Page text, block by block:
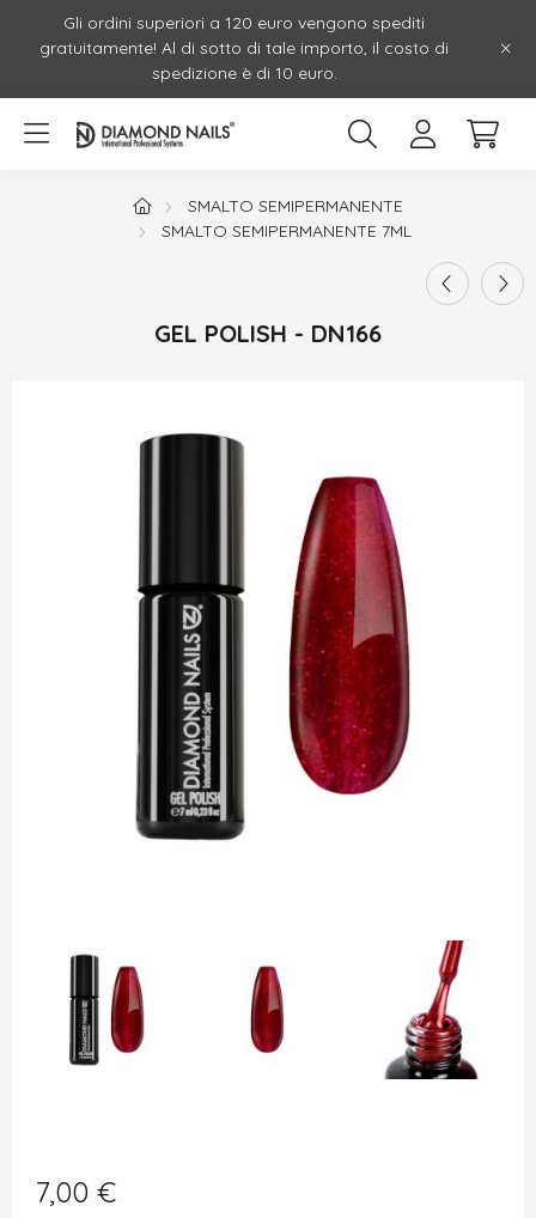
Gli ordini superiori a 120 euro vengono spediti
gratuitamente! Al di sotto di tale importo, il costo di
spedizione è di 10 euro.
SMALTO SEMIPERMANENTE
SMALTO SEMIPERMANENTE 7ML
GEL POLISH - DN166
7,00 €